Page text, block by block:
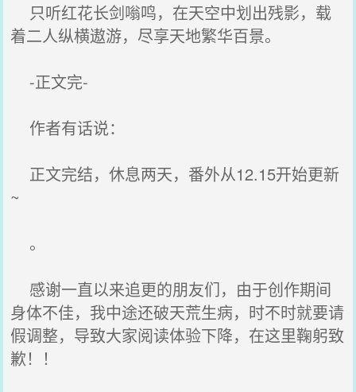
只听红花长剑嗡鸣，在天空中划出残影，载
着二人纵横遨游，尽享天地繁华百景。
-正文完-
作者有话说：
正文完结，休息两天，番外从12.15开始更新
~
。
感谢一直以来追更的朋友们，由于创作期间
身体不佳，我中途还破天荒生病，时不时就要请
假调整，导致大家阅读体验下降，在这里鞠躬致
歉！！